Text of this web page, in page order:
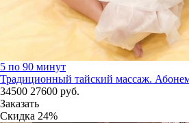
5 по 90 минут
Традиционный тайский массаж.
34500 27600 руб.
Заказать
Скидка 24%